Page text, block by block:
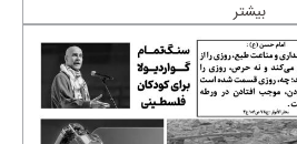
بیشتر